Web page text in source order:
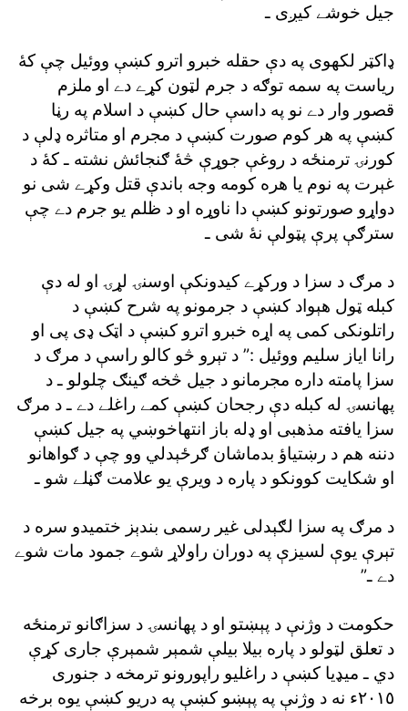
جيل خوشے کيږى ـ
ډاکټر لکهوى په دې حقله خبرو اترو کښې ووئيل چې کۀ
رياست په سمه توګه د جرم لټون کړے دے او ملزم
قصور وار دے نو په داسې حال کښې د اسلام په رڼا
کښې په هر کوم صورت کښې د مجرم او متاثره ډلې د
کورنۍ ترمنځه د روغې جوړې څۀ ګنجائش نشته ـ کۀ د
غېرت په نوم يا هره کومه وجه باندې قتل وکړے شى نو
دواړو صورتونو کښې دا ناوړه او د ظلم يو جرم دے چې
سترګې پرې پټولې نۀ شى ـ
د مرګ د سزا د ورکړے کيدونکې اوسنۍ لړۍ او له دې
کبله ټول هېواد کښې د جرمونو په شرح کښې د
راتلونکى کمى په اړه خبرو اترو کښې د اټک ډى پى او
رانا اياز سليم ووئيل :” د تېرو څو کالو راسې د مرګ د
سزا پامته داره مجرمانو د جيل څخه ګينګ چلولو ـ د
پهانسۍ له کبله دې رجحان کښې کمے راغلے دے ـ د مرګ
سزا يافته مذهبى او ډله باز انتهاخوښي په جيل کښې
دننه هم د رښتياؤ بدماشان ګرځېدلي وو چې د ګواهانو
او شکايت کوونکو د پاره د ويرې يو علامت ګڼلے شو ـ
د مرګ په سزا لګېدلى غير رسمى بندېز ختميدو سره د
تېرې يوې لسيزې په دوران راولاړ شوے جمود مات شوے
دے ـ”
حکومت د وژنې د پېښتو او د پهانسۍ د سزاګانو ترمنځه
د تعلق لټولو د پاره بيلا بيلې شمېر شمېرې جارى کړې
دي ـ ميډيا کښې د راغليو راپورونو ترمخه د جنورى
٢٠١٥ء نه د وژنې په پېښو کښې په دريو کښې يوه برخه